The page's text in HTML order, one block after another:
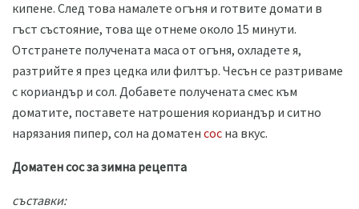
кипене. След това намалете огъня и готвите домати в
гъст състояние, това ще отнеме около 15 минути.
Отстранете получената маса от огъня, охладете я,
разтрийте я през цедка или филтър. Чесън се разтриваме
с кориандър и сол. Добавете получената смес към
доматите, поставете натрошения кориандър и ситно
нарязания пипер, сол на доматен сос на вкус.
Доматен сос за зимна рецепта
съставки: